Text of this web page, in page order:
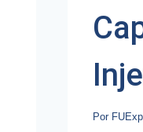
Por